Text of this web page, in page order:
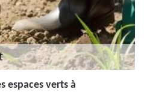
espaces verts à